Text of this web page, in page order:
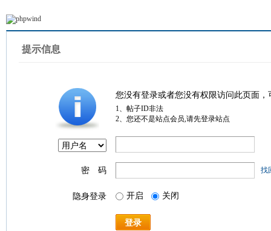
提示信息
您没有登录或者您没有权限访问此页面
1、帖子ID非法
2、您还不是站点会员,请先登录站点
密 码 找
隐身登录 开启 关闭
登录